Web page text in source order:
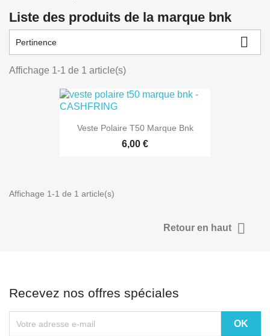
Liste des produits de la marque bnk
Pertinence 
Affichage 1-1 de 1 article(s)
Veste Polaire T50 Marque Bnk
6,00 €
Affichage 1-1 de 1 article(s)
Retour en haut 
Recevez nos offres spéciales